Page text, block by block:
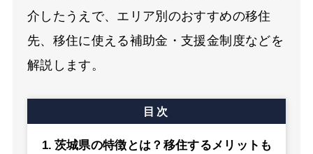
介したうえで、エリア別のおすすめの移住
先、移住に使える補助金・支援金制度などを
解説します。
目次
茨城県の特徴とは？移住するメリットも